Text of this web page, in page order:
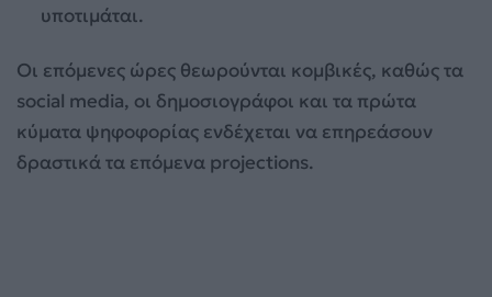
υποτιμάται.
Οι επόμενες ώρες θεωρούνται κομβικές, καθώς τα
social media, οι δημοσιογράφοι και τα πρώτα
κύματα ψηφοφορίας ενδέχεται να επηρεάσουν
δραστικά τα επόμενα projections.